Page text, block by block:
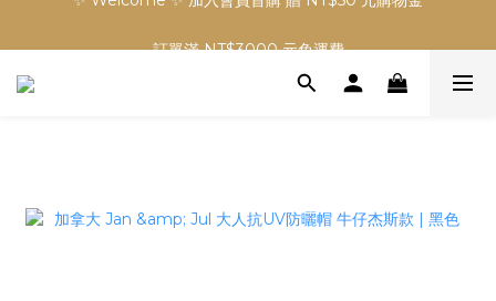
✨ Welcome ✨ 加入會員首購 贈 NT$50 元購物金